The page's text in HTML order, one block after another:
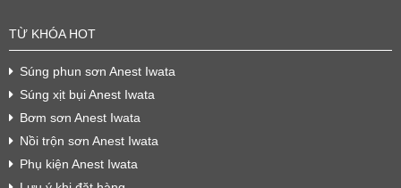
TỪ KHÓA HOT
Súng phun sơn Anest Iwata
Súng xịt bụi Anest Iwata
Bơm sơn Anest Iwata
Nồi trộn sơn Anest Iwata
Phụ kiện Anest Iwata